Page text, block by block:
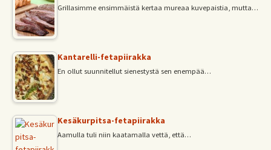
Grillasimme ensimmäistä kertaa mureaa kuvepaistia, mutta…
Kantarelli-fetapiirakka
En ollut suunnitellut sienestystä sen enempää…
Kesäkurpitsa-fetapiirakka
Aamulla tuli niin kaatamalla vettä, että…